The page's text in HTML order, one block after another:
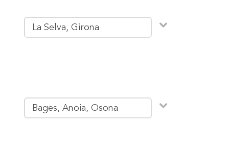
La Selva, Girona
Bages, Anoia, Osona